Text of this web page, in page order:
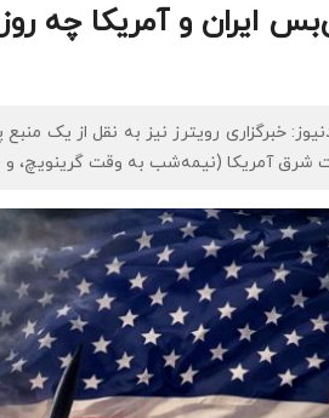
ایران و آمریکا چه
(نیمه‌شب به وقت گرینویچ، و ۳:۳۰ بامداد پنجشنبه به وقت ایران) به پایان می‌رسد.